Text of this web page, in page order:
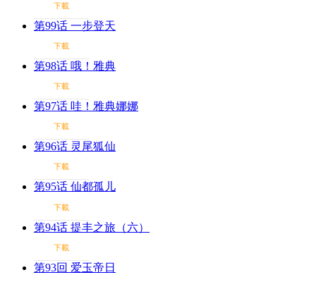
下載
第99话 一步登天
下載
第98话 哦！雅典
下載
第97话 哇！雅典娜娜
下載
第96话 灵尾狐仙
下載
第95话 仙都孤儿
下載
第94话 提丰之旅（六）
下載
第93回 爱玉帝日